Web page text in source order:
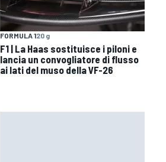
FORMULA 120 g
F1 | La Haas sostituisce i piloni e
lancia un convogliatore di flusso
ai lati del muso della VF-26